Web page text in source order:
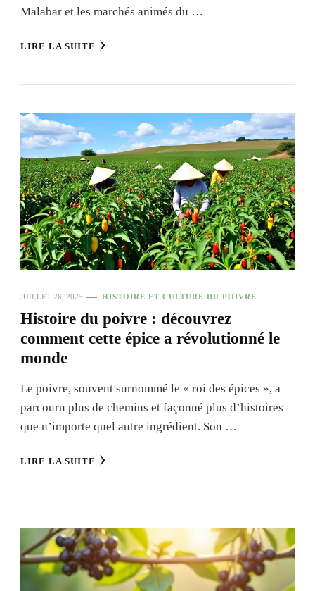
Malabar et les marchés animés du …
LIRE LA SUITE
JUILLET 26, 2025 HISTOIRE ET CULTURE DU POIVRE
Histoire du poivre : découvrez
comment cette épice a révolutionné le
monde
Le poivre, souvent surnommé le « roi des épices », a
parcouru plus de chemins et façonné plus d’histoires
que n’importe quel autre ingrédient. Son …
LIRE LA SUITE